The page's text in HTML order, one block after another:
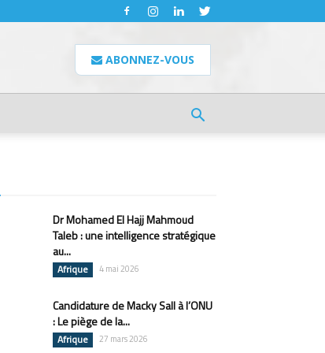
ABONNEZ-VOUS
Dr Mohamed El Hajj Mahmoud
Taleb : une intelligence stratégique
au...
Afrique 4 mai 2026
Candidature de Macky Sall à l’ONU
: Le piège de la...
Afrique 27 mars 2026